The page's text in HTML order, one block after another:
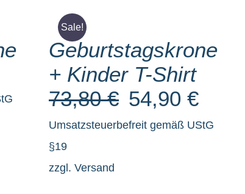
Sale!
DETAILS
Geburtstagskrone
+ Kinder T-Shirt
73,80€
Ursprünglicher
Preis
54,90 €
Preis
Umsatzsteuerbefreit gemäß UStG
§19
zzgl. Versand